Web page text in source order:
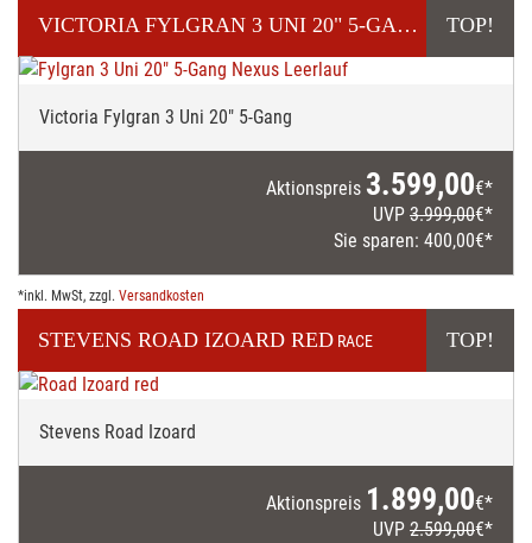
VICTORIA FYLGRAN 3 UNI 20" 5-GANG NEXUS LEERLAUF TOP!
Victoria Fylgran 3 Uni 20" 5-Gang
Aktionspreis 3.599,00€*
UVP 3.999,00€*
Sie sparen: 400,00€*
*inkl. MwSt, zzgl. Versandkosten
STEVENS ROAD IZOARD RED RACE TOP!
Stevens Road Izoard
Aktionspreis 1.899,00€*
UVP 2.599,00€*